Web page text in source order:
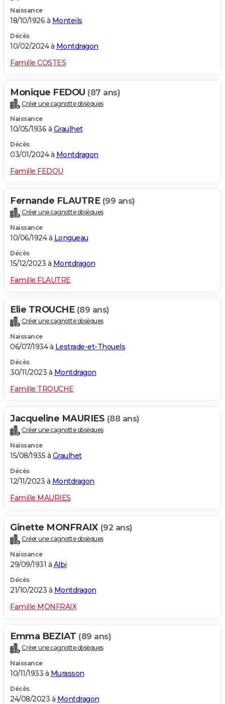
Naissance
18/10/1926 à Monteils
Décès
10/02/2024 à Montdragon
Famille COSTES
Monique FEDOU (87 ans)
Créer une cagnotte obsèques
Naissance
10/05/1936 à Graulhet
Décès
03/01/2024 à Montdragon
Famille FEDOU
Fernande FLAUTRE (99 ans)
Créer une cagnotte obsèques
Naissance
10/06/1924 à Longueau
Décès
15/12/2023 à Montdragon
Famille FLAUTRE
Elie TROUCHE (89 ans)
Créer une cagnotte obsèques
Naissance
06/07/1934 à Lestrade-et-Thouels
Décès
30/11/2023 à Montdragon
Famille TROUCHE
Jacqueline MAURIES (88 ans)
Créer une cagnotte obsèques
Naissance
15/08/1935 à Graulhet
Décès
12/11/2023 à Montdragon
Famille MAURIES
Ginette MONFRAIX (92 ans)
Créer une cagnotte obsèques
Naissance
29/09/1931 à Albi
Décès
21/10/2023 à Montdragon
Famille MONFRAIX
Emma BEZIAT (89 ans)
Créer une cagnotte obsèques
Naissance
10/11/1933 à Murasson
Décès
24/08/2023 à Montdragon